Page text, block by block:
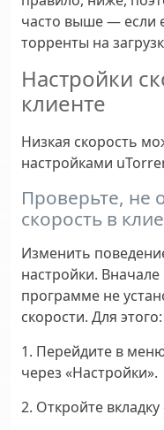
часто выше — если
торренты на
Настройки
клиенте
Низкая скорость
настройками
Проверьте, не
скорость в
Изменить
настройки.
программе не
скорости. Для этого:
1. Перейдите в
через «Настройки».
2. Откройте вкладку